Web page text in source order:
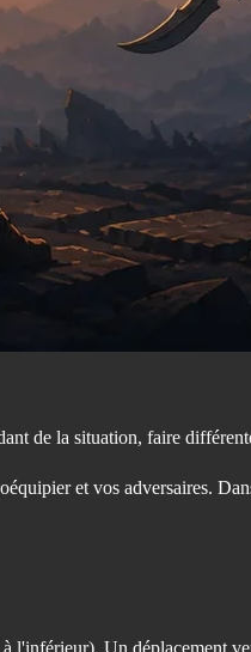
de la situation, faire
et vos adversaires.